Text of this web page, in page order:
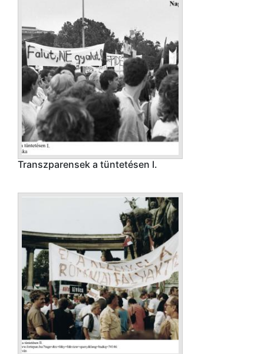
Transzparensek a tüntetésen I.